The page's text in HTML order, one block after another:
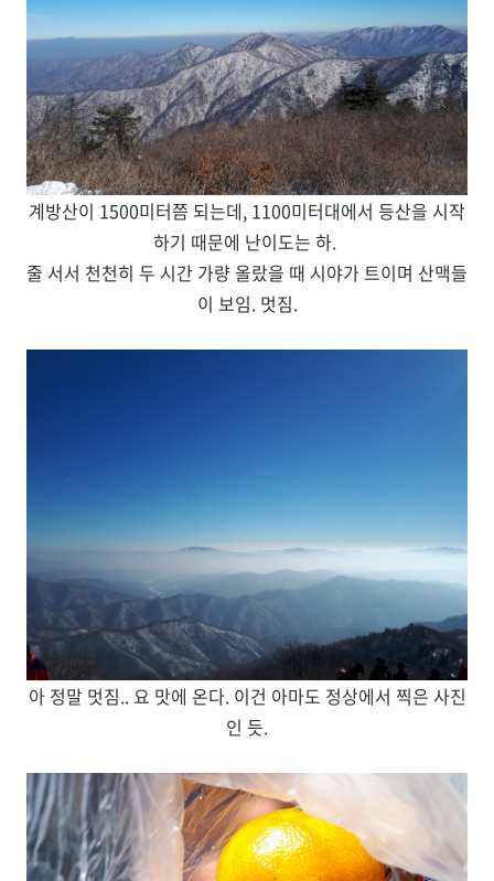
계방산이 1500미터쯤 되는데, 1100미터대에서 등산을 시작
하기 때문에 난이도는 하.
줄 서서 천천히 두 시간 가량 올랐을 때 시야가 트이며 산맥들
이 보임. 멋짐.
아 정말 멋짐.. 요 맛에 온다. 이건 아마도 정상에서 찍은 사진
인 듯.